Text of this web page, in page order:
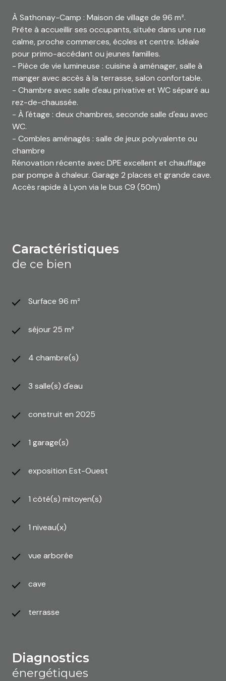
À Sathonay-Camp : Maison de village de 96 m².
Prête à accueillir ses occupants, située dans une rue
calme, proche commerces, écoles et centre. Idéale
pour primo-accédant ou jeunes familles.
- Pièce de vie lumineuse : cuisine à aménager, salle à
manger avec accès à la terrasse, salon confortable.
- Chambre avec salle d'eau privative et WC séparé au
rez-de-chaussée.
- À l'étage : deux chambres, seconde salle d'eau avec
WC.
- Combles aménagés : salle de jeux polyvalente ou
chambre
Rénovation récente avec DPE excellent et chauffage
par pompe à chaleur. Garage 2 places et grande cave.
Accès rapide à Lyon via le bus C9 (50m)
caractéristiques
de ce bien
Surface 96 m²
séjour 25 m²
4 chambre(s)
3 salle(s) d'eau
construit en 2025
1 garage(s)
exposition Est-Ouest
1 côté(s) mitoyen(s)
1 niveau(x)
vue arborée
cave
terrasse
diagnostics
énergétiques